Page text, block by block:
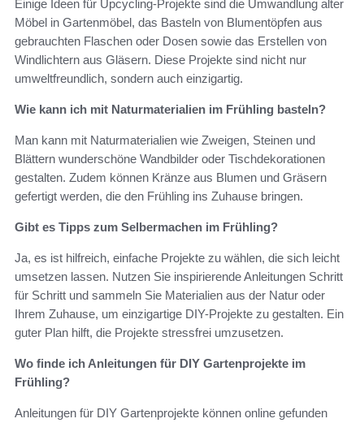
Einige Ideen für Upcycling-Projekte sind die Umwandlung alter
Möbel in Gartenmöbel, das Basteln von Blumentöpfen aus
gebrauchten Flaschen oder Dosen sowie das Erstellen von
Windlichtern aus Gläsern. Diese Projekte sind nicht nur
umweltfreundlich, sondern auch einzigartig.
Wie kann ich mit Naturmaterialien im Frühling basteln?
Man kann mit Naturmaterialien wie Zweigen, Steinen und
Blättern wunderschöne Wandbilder oder Tischdekorationen
gestalten. Zudem können Kränze aus Blumen und Gräsern
gefertigt werden, die den Frühling ins Zuhause bringen.
Gibt es Tipps zum Selbermachen im Frühling?
Ja, es ist hilfreich, einfache Projekte zu wählen, die sich leicht
umsetzen lassen. Nutzen Sie inspirierende Anleitungen Schritt
für Schritt und sammeln Sie Materialien aus der Natur oder
Ihrem Zuhause, um einzigartige DIY-Projekte zu gestalten. Ein
guter Plan hilft, die Projekte stressfrei umzusetzen.
Wo finde ich Anleitungen für DIY Gartenprojekte im
Frühling?
Anleitungen für DIY Gartenprojekte können online gefunden